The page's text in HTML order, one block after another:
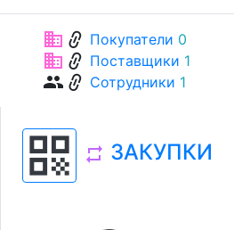
businesslink Покупатели 0
businesslink Поставщики 1
grouplink Сотрудники 1
qr_code repeat ЗАКУПКИ